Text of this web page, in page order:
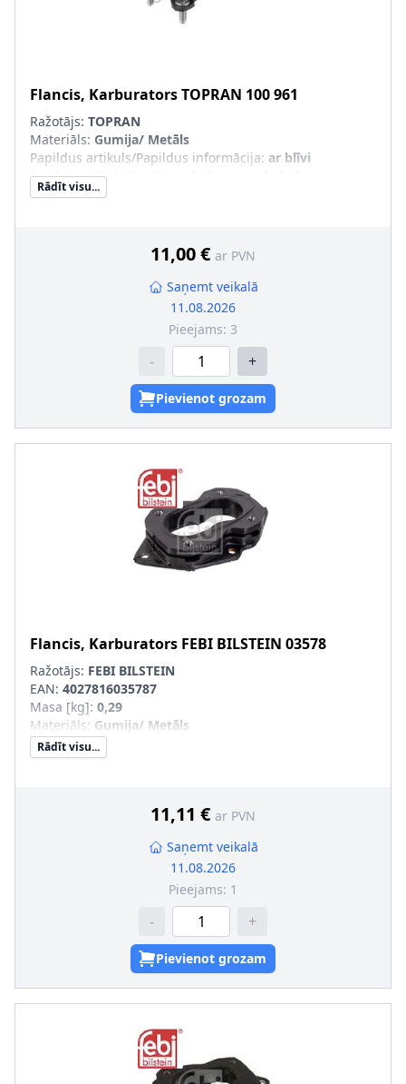
Flancis, KarburatorsTOPRAN 100 961
Ražotājs: TOPRAN
Materiāls: Gumija/ Metāls
Papildus artikuls/Papildus informācija: ar blīvi
Papildu artikuls/Papildu info 2
Rādīt visu...
11,00 € ar PVN
Saņemt veikalā
11.08.2026
Pieejams: 3
- +
Pievienot grozam
Flancis, Karburators FEBI BILSTEIN 03578
Ražotājs: FEBI BILSTEIN
EAN: 4027816035787
Masa [kg]: 0,29
Materiāls: Gumija/ Metāls
Rādīt visu...
11,11 € ar PVN
Saņemt veikalā
11.08.2026
Pieejams: 1
- +
Pievienot grozam